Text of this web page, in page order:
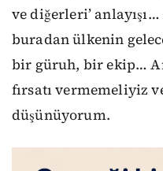
ve diğerleri’
buradan ülkenin
bir güruh, bir ekip…
fırsatı vermemeliyiz
düşünüyorum.